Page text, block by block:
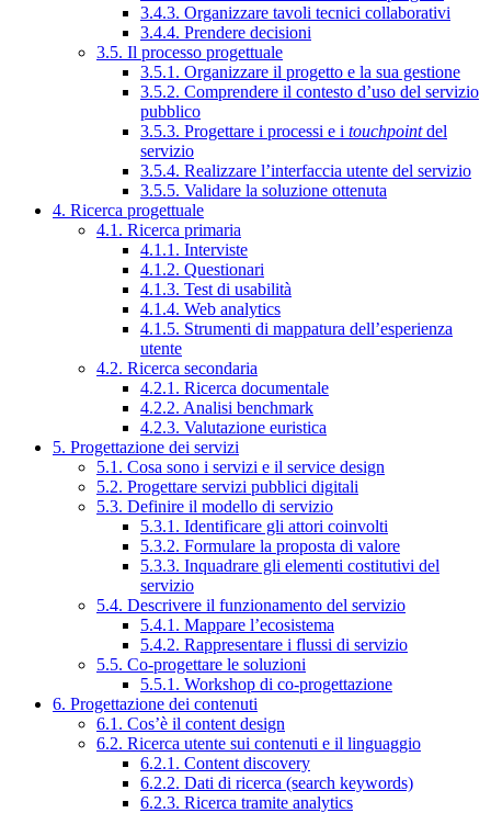
3.4.3. Organizzare tavoli tecnici collaborativi
3.4.4. Prendere decisioni
3.5. Il processo progettuale
3.5.1. Organizzare il progetto e la sua gestione
3.5.2. Comprendere il contesto d’uso del servizio
pubblico
3.5.3. Progettare i processi e i touchpointdel
servizio
3.5.4. Realizzare l’interfaccia utente del servizio
3.5.5. Validare la soluzione ottenuta
4. Ricerca progettuale
4.1. Ricerca primaria
4.1.1. Interviste
4.1.2. Questionari
4.1.3. Test di usabilità
4.1.4. Web analytics
4.1.5. Strumenti di mappatura dell’esperienza
utente
4.2. Ricerca secondaria
4.2.1. Ricerca documentale
4.2.2. Analisi benchmark
4.2.3. Valutazione euristica
5. Progettazione dei servizi
5.1. Cosa sono i servizi e il service design
5.2. Progettare servizi pubblici digitali
5.3. Definire il modello di servizio
5.3.1. Identificare gli attori coinvolti
5.3.2. Formulare la proposta di valore
5.3.3. Inquadrare gli elementi costitutivi del
servizio
5.4. Descrivere il funzionamento del servizio
5.4.1. Mappare l’ecosistema
5.4.2. Rappresentare i flussi di servizio
5.5. Co-progettare le soluzioni
5.5.1. Workshop di co-progettazione
6. Progettazione dei contenuti
6.1. Cos’è il content design
6.2. Ricerca utente sui contenuti e il linguaggio
6.2.1. Content discovery
6.2.2. Dati di ricerca (search keywords)
6.2.3. Ricerca tramite analytics